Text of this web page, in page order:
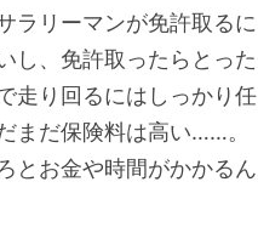
ラリーマンが免許取るに
し、免許取ったらとった
走り回るにはしっかり任
まだ保険料は高い……。
とお金や時間がかかるん